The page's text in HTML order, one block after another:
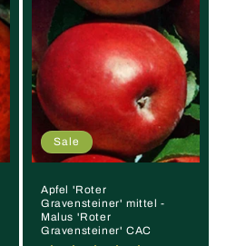
Sale
Apfel 'Roter
Gravensteiner' mittel -
Malus 'Roter
Gravensteiner' CAC